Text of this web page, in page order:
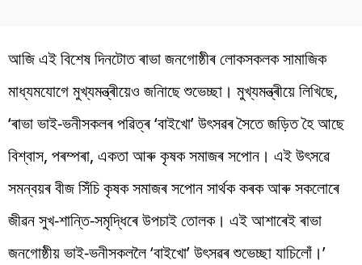
আজি এই বিশেষ দিনটোত ৰাভা জনগোষ্ঠীৰ লোকসকলক সামাজিক
মাধ্যমযোগে মুখ্যমন্ত্ৰীয়েও জনািছে শুভেচ্ছা। মুখ্যমন্ত্ৰীয়ে লিখিছে,
‘ৰাভা ভাই-ভনীসকলৰ পৱিত্ৰ ‘বাইখো’ উৎসৱৰ সৈতে জড়িত হৈ আছে
বিশ্বাস, পৰম্পৰা, একতা আৰু কৃষক সমাজৰ সপোন। এই উৎসৱে
সমন্বয়ৰ বীজ সিঁচি কৃষক সমাজৰ সপোন সাৰ্থক কৰক আৰু সকলোৰে
জীৱন সুখ-শান্তি-সমৃদ্ধিৰে উপচাই তোলক। এই আশাৰেই ৰাভা
জনগোষ্ঠীয় ভাই-ভনীসকললৈ ‘বাইখো’ উৎসৱৰ শুভেচ্ছা যাচিলোঁ।’